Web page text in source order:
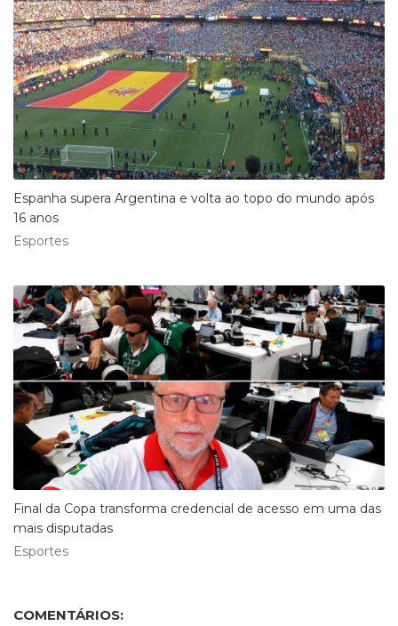
Espanha supera Argentina e volta ao topo do mundo após
16 anos
Esportes
Final da Copa transforma credencial de acesso em uma das
mais disputadas
Esportes
COMENTÁRIOS: